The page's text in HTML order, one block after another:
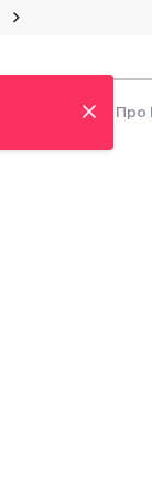
Спеціальна
Аутлет Про